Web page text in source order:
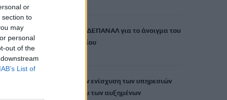
or
section to
may
personal
out of the
IAB’s List of
Η απάντηση της ΔΕΠΑΝΑΛ για το άνοιγμα του
ενός εκατομμυρίου
Λιμενικό: Ζητούν ενίσχυση των υπηρεσιών
στην Κρήτη λόγω των αυξημένων